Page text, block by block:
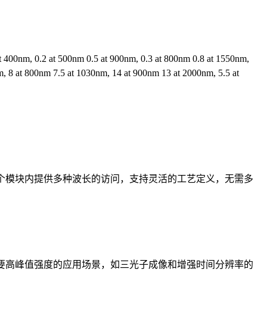
0.2 at 500nm 0.5 at 900nm, 0.3 at 800nm 0.8 at 1550nm,
at 800nm 7.5 at 1030nm, 14 at 900nm 13 at 2000nm, 5.5 at
模块内提供多种波长的访问，支持灵活的工艺定义，无需多
高峰值强度的应用场景，如三光子成像和增强时间分辨率的